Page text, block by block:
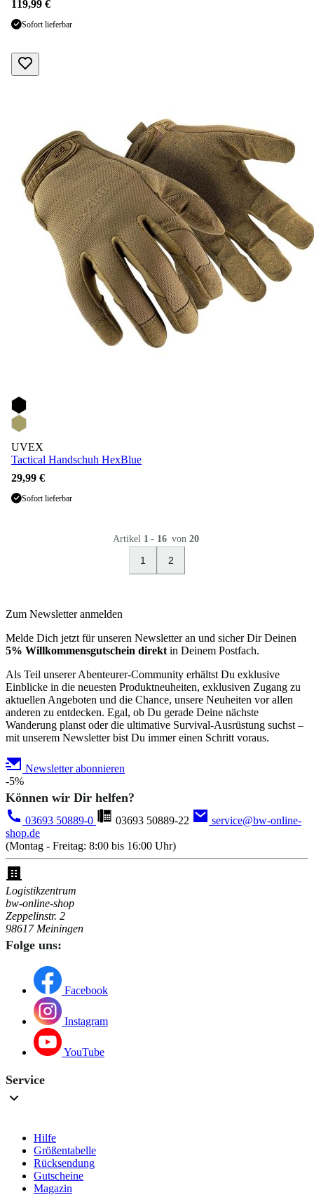
119,99 €
Sofort lieferbar
UVEX
Tactical Handschuh HexBlue
29,99 €
Sofort lieferbar
Artikel 1 - 16 von 20
1 2
Zum Newsletter anmelden
Melde Dich jetzt für unseren Newsletter an und sicher Dir Deinen
5% Willkommensgutschein direkt in Deinem Postfach.
Als Teil unserer Abenteurer-Community erhältst Du exklusive
Einblicke in die neuesten Produktneuheiten, exklusiven Zugang zu
aktuellen Angeboten und die Chance, unsere Neuheiten vor allen
anderen zu entdecken. Egal, ob Du gerade Deine nächste
Wanderung planst oder die ultimative Survival-Ausrüstung suchst –
mit unserem Newsletter bist Du immer einen Schritt voraus.
Newsletter abonnieren
-5%
Können wir Dir helfen?
03693 50889-0 03693 50889-22
service@bw-online-
shop.de
(Montag - Freitag: 8:00 bis 16:00 Uhr)
Logistikzentrum
bw-online-shop
Zeppelinstr. 2
98617 Meiningen
Folge uns:
Facebook
Instagram
YouTube
Service
Hilfe
Größentabelle
Rücksendung
Gutscheine
Magazin